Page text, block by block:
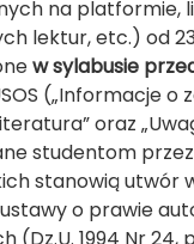
na platformie,
lektur, etc.) od
w sylabusie
(„Informacje o
oraz
studentom
stanowią utwór
o prawie